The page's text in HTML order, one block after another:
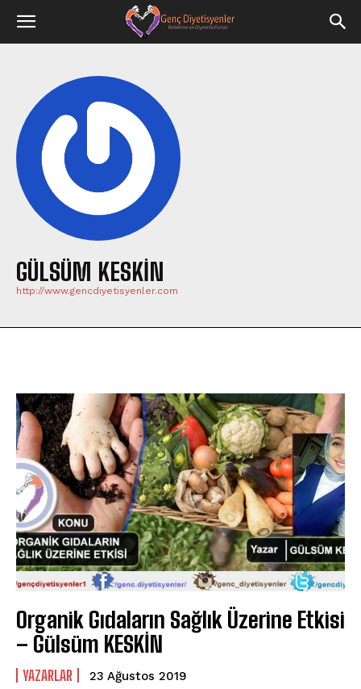
GÜLSÜM KESKİN
http://www.gencdiyetisyenler.com
Organik Gıdaların Sağlık Üzerine Etkisi
– Gülsüm KESKİN
YAZARLAR 23 Ağustos 2019